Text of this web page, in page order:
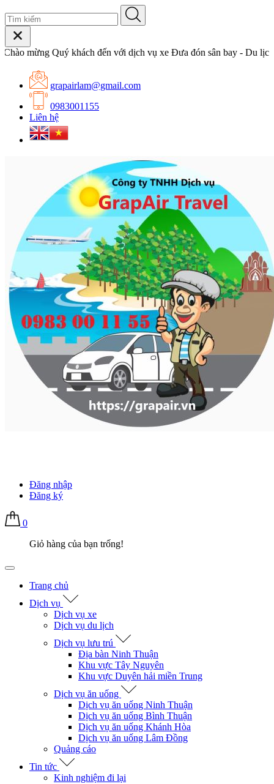
mừng Quý khách đến với dịch vụ xe Đưa đón sân bay - Du lịch
grapairlam@gmail.com
0983001155
Liên hệ
Đăng nhập
Đăng ký
0
Giỏ hàng của bạn trống!
Trang chủ
Dịch vụ
Dịch vụ xe
Dịch vụ du lịch
Dịch vụ lưu trú
Địa bàn Ninh Thuận
Khu vực Tây Nguyên
Khu vực Duyên hải miền Trung
Dịch vụ ăn uống
Dịch vụ ăn uống Ninh Thuận
Dịch vụ ăn uống Bình Thuận
Dịch vụ ăn uống Khánh Hòa
Dịch vụ ăn uống Lâm Đồng
Quảng cáo
Tin tức
Kinh nghiệm đi lại